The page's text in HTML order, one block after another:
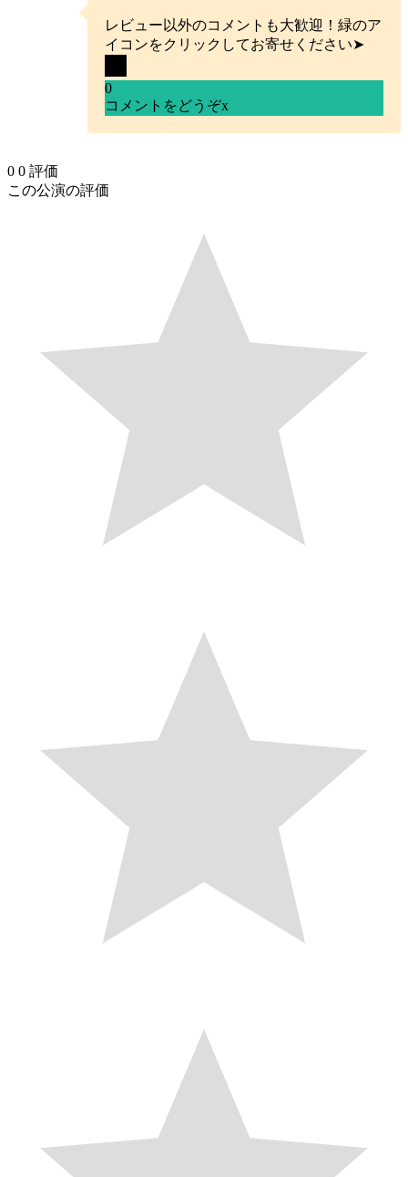
レビュー以外のコメントも大歓迎！緑のア
イコンをクリックしてお寄せください➤
0
コメントをどうぞx
0 0 評価
この公演の評価